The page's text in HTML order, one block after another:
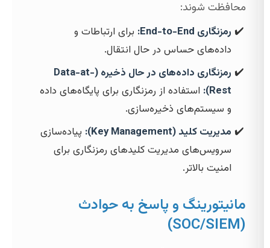
محافظت شوند:
رمزنگاری End-to-End:
برای ارتباطات و
داده‌های حساس در حال انتقال.
رمزنگاری داده‌های در حال ذخیره (Data-at-
Rest):
استفاده از رمزنگاری برای پایگاه‌های داده
و سیستم‌های ذخیره‌سازی.
مدیریت کلید (Key Management):
پیاده‌سازی
سرویس‌های مدیریت کلیدهای رمزنگاری برای
امنیت بالاتر.
مانیتورینگ و پاسخ به حوادث
(SOC/SIEM)